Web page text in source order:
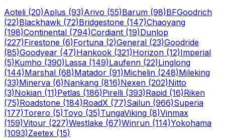
Aoteli (20)Aplus (93)Arivo (55)Barum (98)BFGoodrich
(22)Blackhawk (72)Bridgestone (147)Chaoyang
(198)Continental (794)Cordiant (19)Dunlop
(227)Firestone (6)Fortuna (2)General (23)Goodride
(85)Goodyear (47)Hankook (321)Horizon (12)Imperial
(5)Kumho (390)Lassa (149)Laufenn (22)Linglong
(144)Marshal (68)Matador (91)Michelin (248)Mileking
(33)Minerva (6)Nankang (816)Nexen (202)Nitto
(3)Nokian (11)Petlas (186)Pirelli (393)Rapid (16)Riken
(75)Roadstone (184)RoadX (77)Sailun (966)Superia
(177)Torero (5)Toyo (35)TungaViking (8)Vinmax
(159)Vitour (227)Westlake (67)Winrun (114)Yokohama
(1093)Zeetex (15)